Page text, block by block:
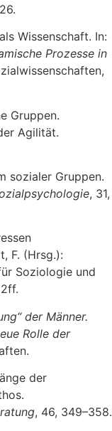
Wissenschaft. In:
Prozesse in
Gruppen.
Agilität.
sozialer Gruppen.
, 31,
F. (Hrsg.):
Soziologie und
der Männer.
Rolle der
der
, 46, 349–358.